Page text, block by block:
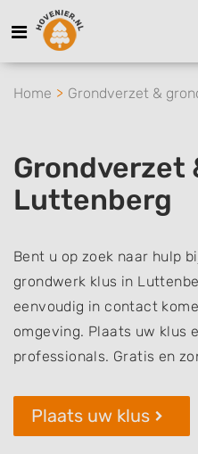
Home Grondverzet &
Grondverzet
Luttenberg
Bent u op zoek naar hulp
grondwerk klus in
eenvoudig in contact
omgeving. Plaats uw klus
professionals. Gratis en
Plaats uw klus